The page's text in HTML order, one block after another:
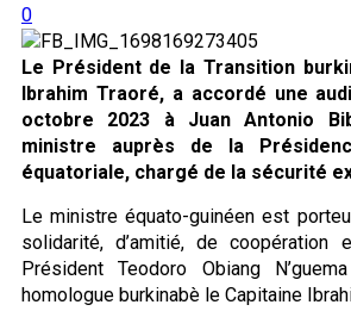
0
Le Président de la Transition
Ibrahim Traoré, a accordé une
octobre 2023 à Juan Antonio
ministre auprès de la
équatoriale, chargé de la sécurité
Le ministre équato-guinéen est
solidarité, d’amitié, de
Président Teodoro Obiang
homologue burkinabè le Capitaine